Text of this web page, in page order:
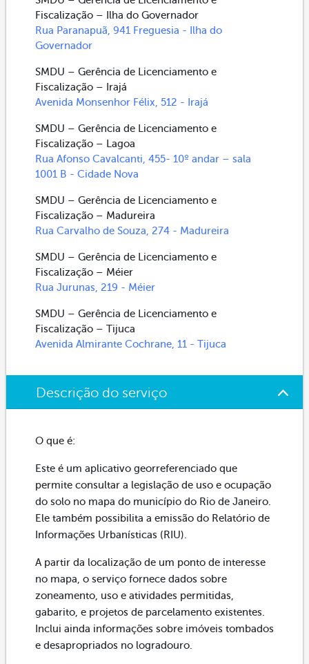
Fiscalização – Ilha do Governador
Rua Paranapuã, 941 Freguesia - Ilha do
Governador
SMDU – Gerência de Licenciamento e
Fiscalização – Irajá
Avenida Monsenhor Félix, 512 - Irajá
SMDU – Gerência de Licenciamento e
Fiscalização – Lagoa
Rua Afonso Cavalcanti, 455- 10º andar – sala
1001 B - Cidade Nova
SMDU – Gerência de Licenciamento e
Fiscalização – Madureira
Rua Carvalho de Souza, 274 - Madureira
SMDU – Gerência de Licenciamento e
Fiscalização – Méier
Rua Jurunas, 219 - Méier
SMDU – Gerência de Licenciamento e
Fiscalização – Tijuca
Avenida Almirante Cochrane, 11 - Tijuca
Descrição do serviço
O que é:
Este é um aplicativo georreferenciado que
permite consultar a legislação de uso e ocupação
do solo no mapa do município do Rio de Janeiro.
Ele também possibilita a emissão do Relatório de
Informações Urbanísticas (RIU).
A partir da localização de um ponto de interesse
no mapa, o serviço fornece dados sobre
zoneamento, uso e atividades permitidas,
gabarito, e projetos de parcelamento existentes.
Inclui ainda informações sobre imóveis tombados
e desapropriados no logradouro.